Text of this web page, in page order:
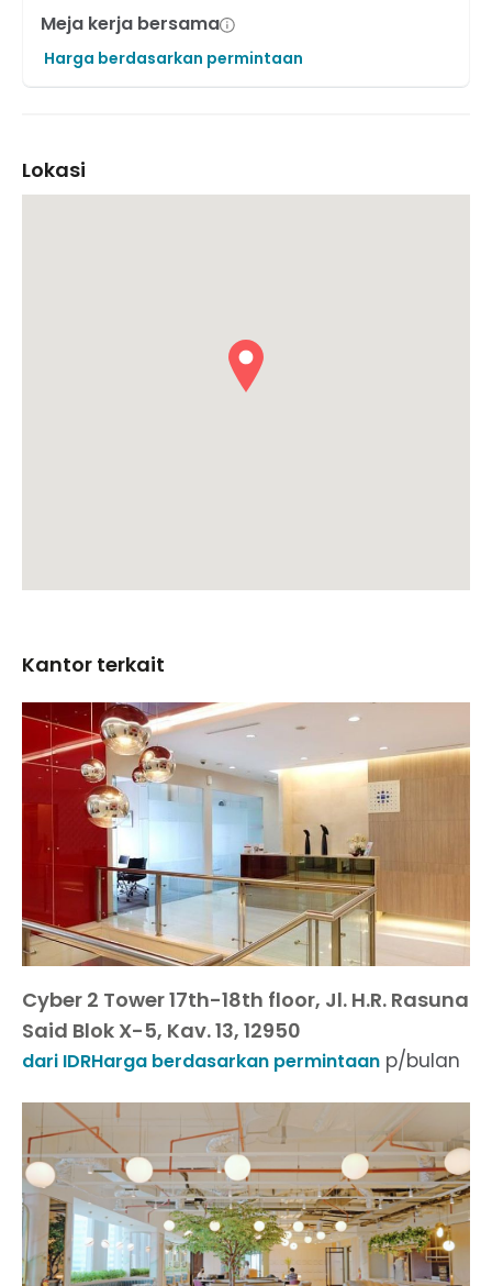
Meja kerja bersama
Harga berdasarkan permintaan
Lokasi
Kantor terkait
Cyber 2 Tower 17th-18th floor, Jl. H.R. Rasuna
Said Blok X-5, Kav. 13, 12950
dari IDRHarga berdasarkan permintaan p/bulan